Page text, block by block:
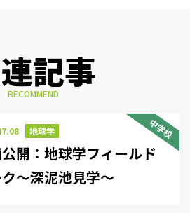
記事
RECOMMEND
中学校
地球学
開：地球学フィールド
～深泥池見学～